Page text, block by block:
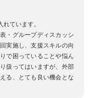
ています。
・グループディスカッシ
実施し、支援スキルの向
で困っていることや悩ん
扱ってはいますが、外部
る、とても良い機会とな